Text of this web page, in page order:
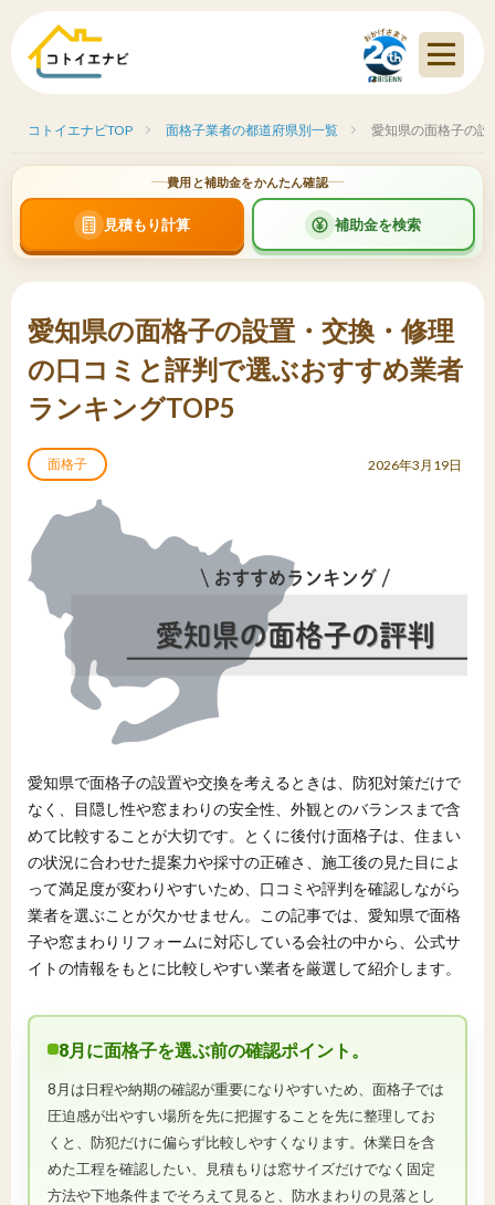
コトイエナビTOP 面格子業者の都道府県別一覧 愛知県の面格子の
費用と補助金をかんたん確認
見積もり計算 補助金を検索
愛知県の面格子の設置・交換・修理
の口コミと評判で選ぶおすすめ業者
ランキングTOP5
面格子 2026年3月19日
愛知県で面格子の設置や交換を考えるときは、防犯対策だけで
なく、目隠し性や窓まわりの安全性、外観とのバランスまで含
めて比較することが大切です。とくに後付け面格子は、住まい
の状況に合わせた提案力や採寸の正確さ、施工後の見た目によ
って満足度が変わりやすいため、口コミや評判を確認しながら
業者を選ぶことが欠かせません。この記事では、愛知県で面格
子や窓まわりリフォームに対応している会社の中から、公式サ
イトの情報をもとに比較しやすい業者を厳選して紹介します。
8月に面格子を選ぶ前の確認ポイント。
8月は日程や納期の確認が重要になりやすいため、面格子では
圧迫感が出やすい場所を先に把握することを先に整理してお
くと、防犯だけに偏らず比較しやすくなります。休業日を含
めた工程を確認したい、見積もりは窓サイズだけでなく固定
方法や下地条件までそろえて見ると、防水まわりの見落とし